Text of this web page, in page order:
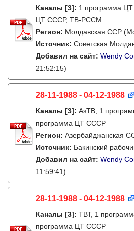
Каналы [3]: 1 программа
ЦТ СССР, ТВ-РССМ
Регион: Молдавская ССР
Источник: Советская
Добавил на сайт: Wendy
21:52:15)
28-11-1988 - 04-12-1988
Каналы [3]: АзТВ, 1
программа ЦТ СССР
Регион: Азербайджанская
Источник: Бакинский
Добавил на сайт: Wendy
11:59:41)
28-11-1988 - 04-12-1988
Каналы [3]: ТВТ, 1
программа ЦТ СССР